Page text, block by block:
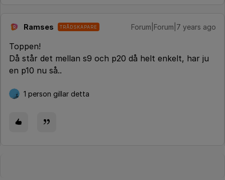
R Ramses TRÅDSKAPARE Forum|Forum|7 years ago
Toppen!
Då står det mellan s9 och p20 då helt enkelt, har ju
en p10 nu så..
1 person gillar detta